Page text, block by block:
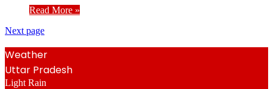
Read More »
Next page
Weather
Uttar Pradesh
Light Rain